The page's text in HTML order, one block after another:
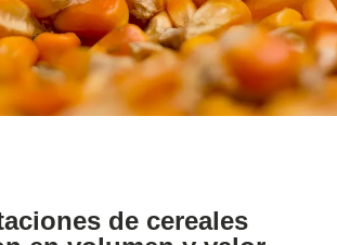
de cereales